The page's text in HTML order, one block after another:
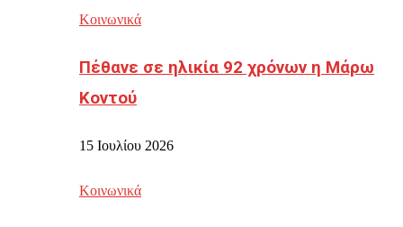
Κοινωνικά
Πέθανε σε ηλικία 92 χρόνων η Μάρω
Κοντού
15 Ιουλίου 2026
Κοινωνικά